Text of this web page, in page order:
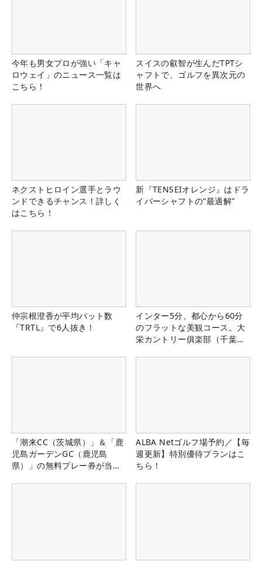
今年も男女プロが強い「キャ
ロウェイ」のニュース一覧は
こちら！
スイスの叡智が生んだTPTシ
ャフトで、ゴルフを異次元の
世界へ
ネクストヒロイン選手とラウ
ンドできるチャンス！詳しく
はこちら！
新『TENSEIオレンジ』はドラ
イバーシャフトの“最適解”
仲宗根澄香が平均パット数
『TRTL』で6人抜き！
インター5分、都心から60分
のフラットな美観コース。大
栄カントリー俱楽部（千葉
「潮来CC（茨城県）」＆「鹿
児島ガーデンGC（鹿児島
県）」の無料プレー券が当た
ALBA Netゴルフ場予約／【毎
週更新】特別優待プランはこ
ちら！